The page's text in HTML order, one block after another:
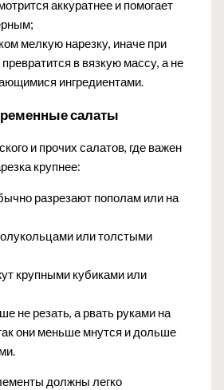
аккуратнее и помогает
мелкую нарезку, иначе при
в вязкую массу, а не
ингредиентами.
салаты
и прочих салатов, где важен
крупнее:
разрезают пополам или на
или толстыми
крупными кубиками или
не резать, а рвать руками на
они меньше мнутся и дольше
должны легко